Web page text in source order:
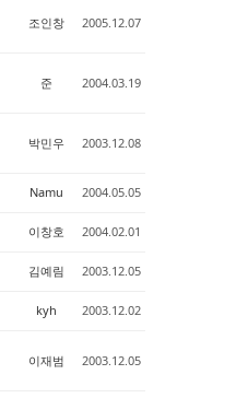
조인창 2005.12.07
준 2004.03.19
박민우 2003.12.08
Namu 2004.05.05
이창호 2004.02.01
김예림 2003.12.05
kyh 2003.12.02
이재범 2003.12.05